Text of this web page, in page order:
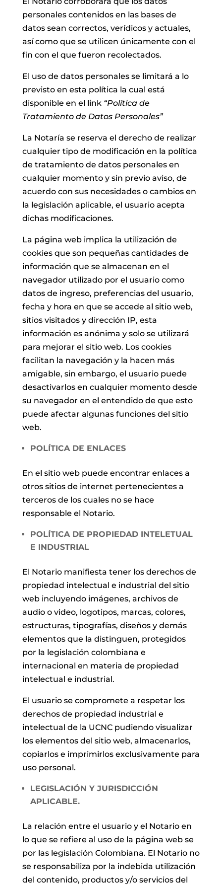
personales contenidos en las bases de
datos sean correctos, verídicos y actuales,
así como que se utilicen únicamente con el
fin con el que fueron recolectados.
El uso de datos personales se limitará a lo
previsto en esta política la cual está
disponible en el link “Política de
Tratamiento de Datos Personales”
La Notaría se reserva el derecho de realizar
cualquier tipo de modificación en la política
de tratamiento de datos personales en
cualquier momento y sin previo aviso, de
acuerdo con sus necesidades o cambios en
la legislación aplicable, el usuario acepta
dichas modificaciones.
La página web implica la utilización de
cookies que son pequeñas cantidades de
información que se almacenan en el
navegador utilizado por el usuario como
datos de ingreso, preferencias del usuario,
fecha y hora en que se accede al sitio web,
sitios visitados y dirección IP, esta
información es anónima y solo se utilizará
para mejorar el sitio web. Los cookies
facilitan la navegación y la hacen más
amigable, sin embargo, el usuario puede
desactivarlos en cualquier momento desde
su navegador en el entendido de que esto
puede afectar algunas funciones del sitio
web.
POLÍTICA DE ENLACES
En el sitio web puede encontrar enlaces a
otros sitios de internet pertenecientes a
terceros de los cuales no se hace
responsable el Notario.
POLÍTICA DE PROPIEDAD INTELETUAL
E INDUSTRIAL
El Notario manifiesta tener los derechos de
propiedad intelectual e industrial del sitio
web incluyendo imágenes, archivos de
audio o video, logotipos, marcas, colores,
estructuras, tipografías, diseños y demás
elementos que la distinguen, protegidos
por la legislación colombiana e
internacional en materia de propiedad
intelectual e industrial.
El usuario se compromete a respetar los
derechos de propiedad industrial e
intelectual de la UCNC pudiendo visualizar
los elementos del sitio web, almacenarlos,
copiarlos e imprimirlos exclusivamente para
uso personal.
LEGISLACIÓN Y JURISDICCIÓN
APLICABLE.
La relación entre el usuario y el Notario en
lo que se refiere al uso de la página web se
por las legislación Colombiana. El Notario no
se responsabiliza por la indebida utilización
del contenido, productos y/o servicios del